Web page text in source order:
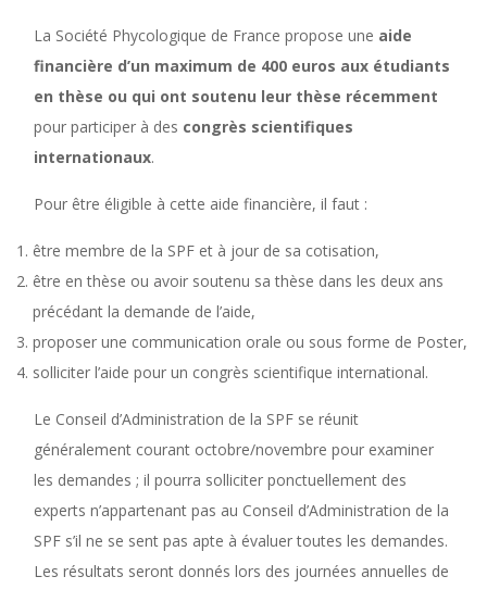
La Société Phycologique de France propose une aide
financière d’un maximum de 400 euros aux étudiants
en thèse ou qui ont soutenu leur thèse récemment
pour participer à des congrès scientifiques
internationaux.
Pour être éligible à cette aide financière, il faut :
être membre de la SPF et à jour de sa cotisation,
être en thèse ou avoir soutenu sa thèse dans les deux ans
précédant la demande de l’aide,
proposer une communication orale ou sous forme de Poster,
solliciter l’aide pour un congrès scientifique international.
Le Conseil d’Administration de la SPF se réunit
généralement courant octobre/novembre pour examiner
les demandes ; il pourra solliciter ponctuellement des
experts n’appartenant pas au Conseil d’Administration de la
SPF s’il ne se sent pas apte à évaluer toutes les demandes.
Les résultats seront donnés lors des journées annuelles de